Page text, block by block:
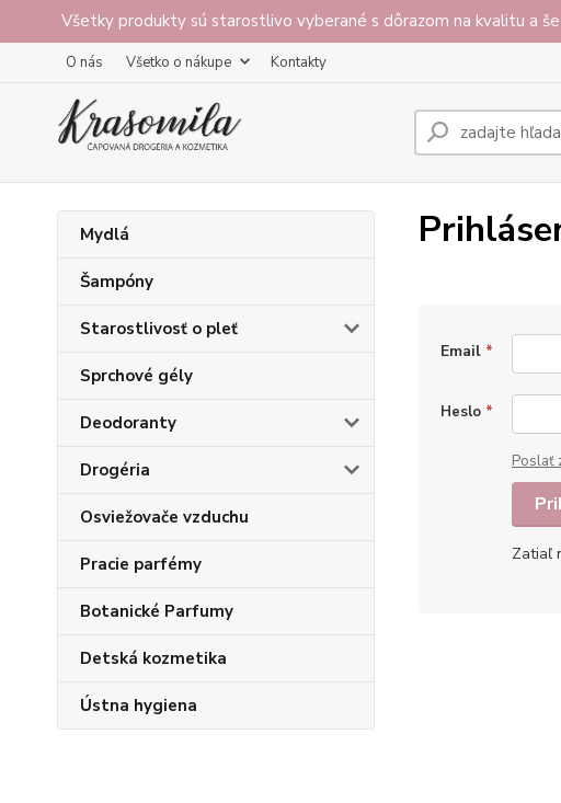
Všetky produkty sú starostlivo vyberané s dôrazom na kvalitu a
O nás Všetko o nákupe Kontakty
Mydlá
Šampóny
Starostlivosť o pleť
Sprchové gély
Deodoranty
Drogéria
Osviežovače vzduchu
Pracie parfémy
Botanické Parfumy
Detská kozmetika
Ústna hygiena
Email *
Heslo *
Poslať
Zatiaľ